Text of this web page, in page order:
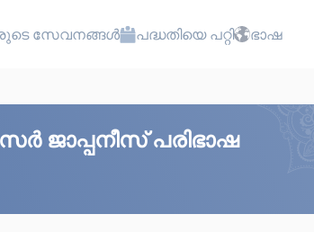
സേവനങ്ങൾ പദ്ധതിയെ പറ്റി ഭാഷ
ജാപ്പനീസ് പരിഭാഷ